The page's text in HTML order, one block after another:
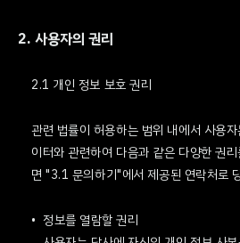
2. 사용자의 권리
2.1 개인 정보 보호 권리
관련 법률이 허용하는 범위 내에서 사용
이터와 관련하여 다음과 같은 다양한 권
면 "3.1 문의하기"에서 제공된 연락처로
정보를 열람할 권리